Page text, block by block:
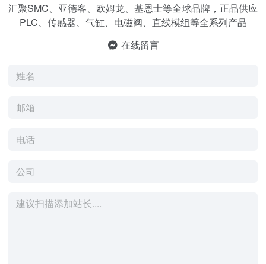
汇聚SMC、亚德客、欧姆龙、基恩士等全球品牌，正品供应
PLC、传感器、气缸、电磁阀、直线模组等全系列产品
在线留言